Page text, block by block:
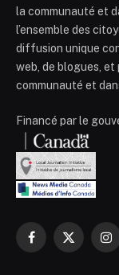
la communauté et
l’ensemble des
diffusion unique
web, de blogues,
communauté et
Financé par le
Facebook
X